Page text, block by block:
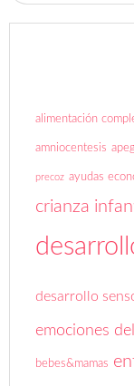
alimentación
amniocentesis
precoz ayudas
crianza
desarrollo
emociones
bebes&mamas